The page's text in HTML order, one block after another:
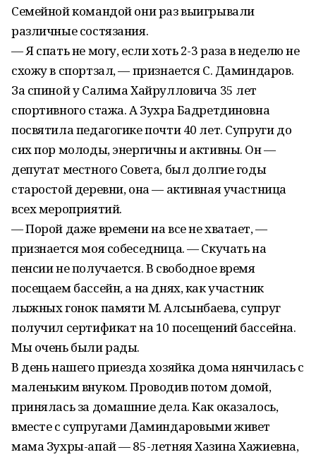
Семейной командой они раз выигрывали
различные состязания.
— Я спать не могу, если хоть 2-3 раза в неделю не
схожу в спортзал, — признается С. Даминдаров.
За спиной у Салима Хайрулловича 35 лет
спортивного стажа. А Зухра Бадретдиновна
посвятила педагогике почти 40 лет. Супруги до
сих пор молоды, энергичны и активны. Он —
депутат местного Совета, был долгие годы
старостой деревни, она — активная участница
всех мероприятий.
— Порой даже времени на все не хватает, —
признается моя собеседница. — Скучать на
пенсии не получается. В свободное время
посещаем бассейн, а на днях, как участник
лыжных гонок памяти М. Алсынбаева, супруг
получил сертификат на 10 посещений бассейна.
Мы очень были рады.
В день нашего приезда хозяйка дома нянчилась с
маленьким внуком. Проводив потом домой,
принялась за домашние дела. Как оказалось,
вместе с супругами Даминдаровыми живет
мама Зухры-апай — 85-летняя Хазина Хажиевна,